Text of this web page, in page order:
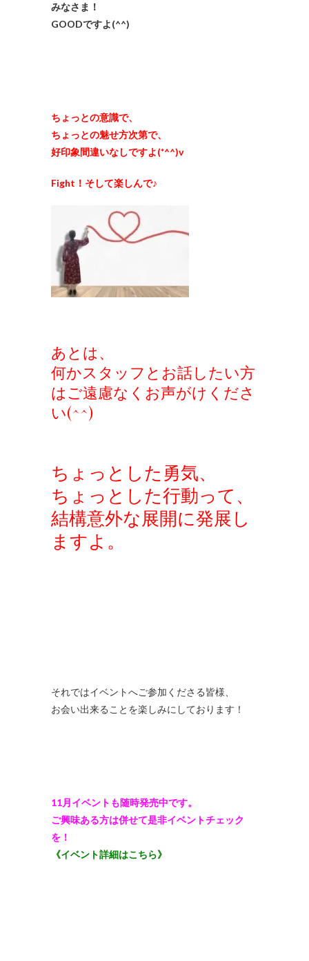
みなさま！
GOODですよ(^^)
ちょっとの意識で、
ちょっとの魅せ方次第で、
好印象間違いなしですよ(*^^)v
Fight！そして楽しんで♪
あとは、
何かスタッフとお話したい方
はご遠慮なくお声がけくださ
い(^^)
ちょっとした勇気、
ちょっとした行動って、
結構意外な展開に発展し
ますよ。
それではイベントへご参加くださる皆様、
お会い出来ることを楽しみにしております！
11月イベントも随時発売中です。
ご興味ある方は併せて是非イベントチェック
を！
《イベント詳細はこちら》